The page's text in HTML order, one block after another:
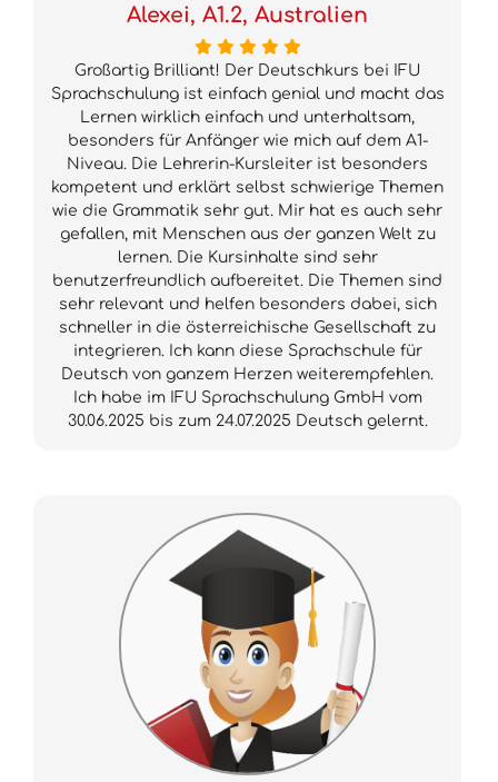
Alexei, A1.2, Australien
Großartig Brilliant! Der Deutschkurs bei IFU
Sprachschulung ist einfach genial und macht das
Lernen wirklich einfach und unterhaltsam,
besonders für Anfänger wie mich auf dem A1-
Niveau. Die Lehrerin-Kursleiter ist besonders
kompetent und erklärt selbst schwierige Themen
wie die Grammatik sehr gut. Mir hat es auch sehr
gefallen, mit Menschen aus der ganzen Welt zu
lernen. Die Kursinhalte sind sehr
benutzerfreundlich aufbereitet. Die Themen sind
sehr relevant und helfen besonders dabei, sich
schneller in die österreichische Gesellschaft zu
integrieren. Ich kann diese Sprachschule für
Deutsch von ganzem Herzen weiterempfehlen.
Ich habe im IFU Sprachschulung GmbH vom
30.06.2025 bis zum 24.07.2025 Deutsch gelernt.